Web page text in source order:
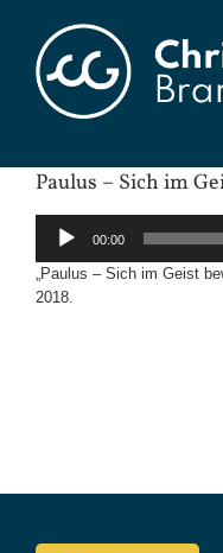
springen
Paulus – Sich im
Audio-
Player
00:00
„Paulus – Sich im Geist
2018.